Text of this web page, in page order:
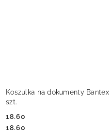
Koszulka na dokumenty
szt.
Cena:
18.60
Cena:
18.60